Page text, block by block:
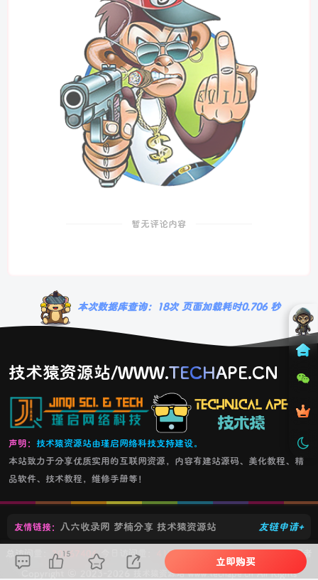
暂无评论内容
本次数据库查询：18次 页面加载耗时0.706 秒
技术猿资源站/WWW.TECHAPE.CN
声明： 技术猿资源站由瑾启网络科技支持建设。
本站致力于分享优质实用的互联网资源，内容有建站源码、美化教程、精
品软件、技术教程，维修手册等！
友链申请+
友情链接： 八六收录网 梦楠分享 技术猿资源站
总访问量： 30267406今日访问量： 41927您是今天第：41927个访问者
Copyright © 2023-2026 技术猿资源站 www.techape.cnAll Rights
15
立即购买